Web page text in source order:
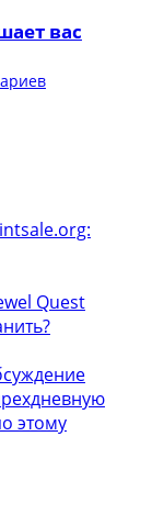
вас
Quest
этому